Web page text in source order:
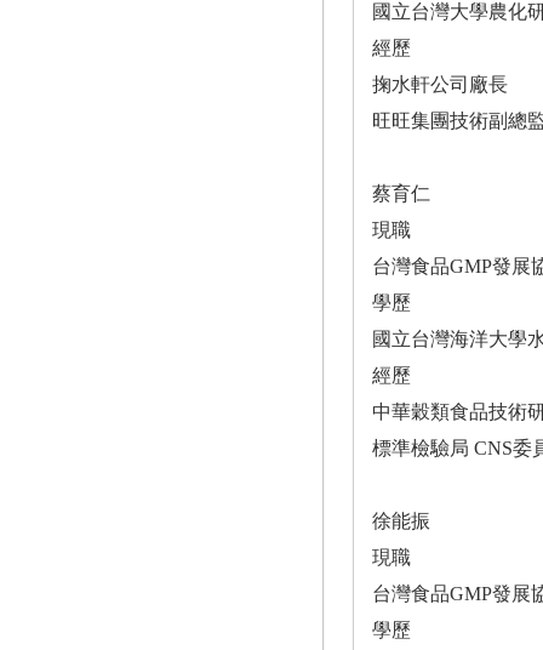
國立台灣大學農化
經歷
掬水軒公司廠長
旺旺集團技術副總
蔡育仁
現職
台灣食品GMP發展
學歷
國立台灣海洋大學
經歷
中華穀類食品技術
標準檢驗局 CNS委
徐能振
現職
台灣食品GMP發展
學歷